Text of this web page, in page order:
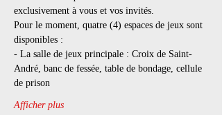
exclusivement à vous et vos invités.
Pour le moment, quatre (4) espaces de jeux sont
disponibles :
- La salle de jeux principale : Croix de Saint-
André, banc de fessée, table de bondage, cellule
de prison
Afficher plus